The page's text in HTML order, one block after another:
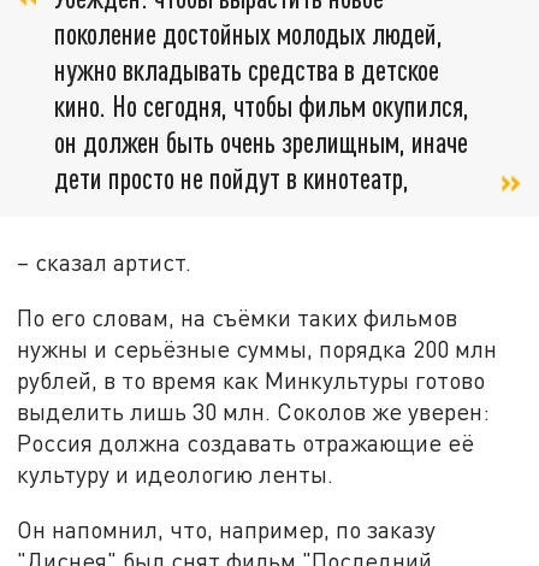
поколение достойных молодых людей,
нужно вкладывать средства в детское
кино. Но сегодня, чтобы фильм окупился,
он должен быть очень зрелищным, иначе
дети просто не пойдут в кинотеатр,
– сказал артист.
По его словам, на съёмки таких фильмов
нужны и серьёзные суммы, порядка 200 млн
рублей, в то время как Минкультуры готово
выделить лишь 30 млн. Соколов же уверен:
Россия должна создавать отражающие её
культуру и идеологию ленты.
Он напомнил, что, например, по заказу
"Диснея" был снят фильм "Последний